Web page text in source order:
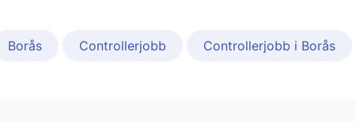
Borås Controllerjobb Controllerjobb i Borås